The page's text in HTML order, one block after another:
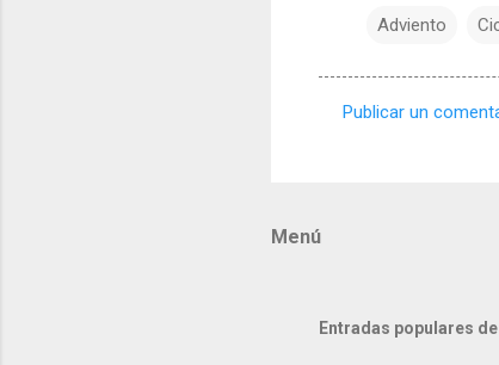
Adviento
a
Publicar un
Menú
Entradas populares